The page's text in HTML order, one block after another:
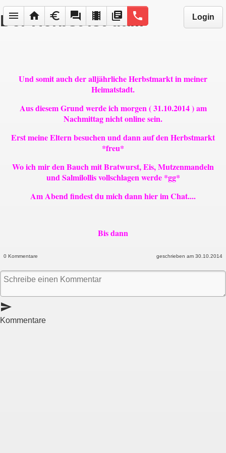
menu home euro forum local_movies library_books phone Login
Der Herbst ist da...
Und somit auch der alljährliche Herbstmarkt in meiner
Heimatstadt.
Aus diesem Grund werde ich morgen ( 31.10.2014 ) am
Nachmittag nicht online sein.
Erst meine Eltern besuchen und dann auf den Herbstmarkt
*freu*
Wo ich mir den Bauch mit Bratwurst, Eis, Mutzenmandeln
und Salmilollis vollschlagen werde *gg*
Am Abend findest du mich dann hier im Chat....
Bis dann
0 Kommentare geschrieben am 30.10.2014
send
Kommentare